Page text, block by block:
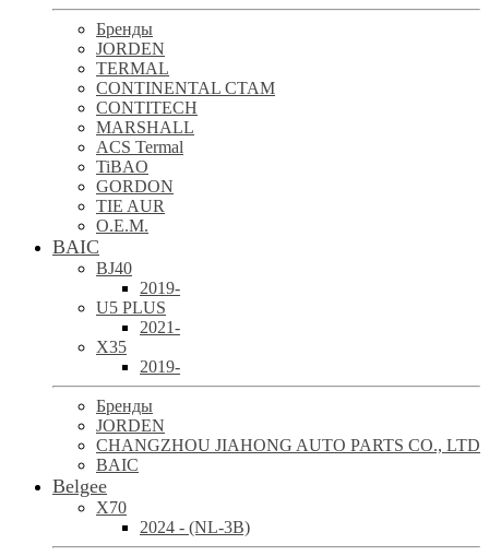
Бренды
JORDEN
TERMAL
CONTINENTAL CTAM
CONTITECH
MARSHALL
ACS Termal
TiBAO
GORDON
TIE AUR
O.E.M.
BAIC
BJ40
2019-
U5 PLUS
2021-
X35
2019-
Бренды
JORDEN
CHANGZHOU JIAHONG AUTO PARTS CO., LTD
BAIC
Belgee
X70
2024 - (NL-3B)